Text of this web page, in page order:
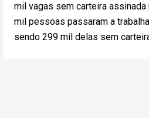
mil vagas sem carteira
mil pessoas passaram a
sendo 299 mil delas sem